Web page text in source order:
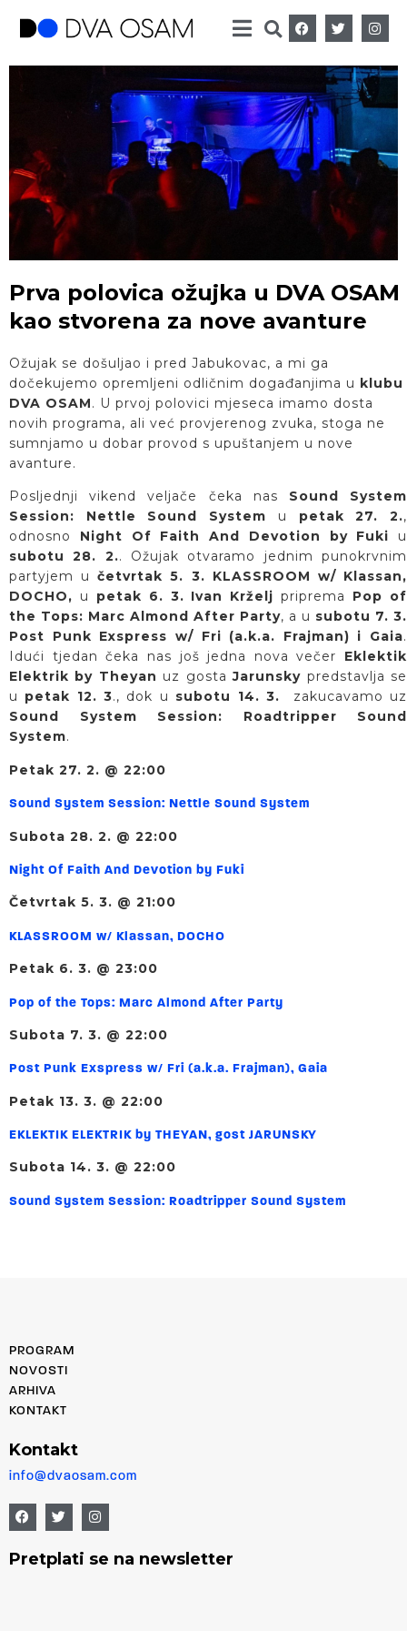
Prva polovica ožujka u DVA OSAM
kao stvorena za nove avanture
Ožujak se došuljao i pred Jabukovac, a mi ga
dočekujemo opremljeni odličnim događanjima u klubu
DVA OSAM. U prvoj polovici mjeseca imamo dosta
novih programa, ali već provjerenog zvuka, stoga ne
sumnjamo u dobar provod s upuštanjem u nove
avanture.
Posljednji vikend veljače čeka nas Sound System
Session: Nettle Sound System u petak 27. 2.,
odnosno Night Of Faith And Devotion by Fuki u
subotu 28. 2.. Ožujak otvaramo jednim punokrvnim
partyjem učetvrtak 5. 3. KLASSROOM w/ Klassan,
DOCHO, u petak 6. 3. Ivan Krželj priprema
Pop of
the Tops: Marc Almond After Party, a u subotu 7. 3.
Post Punk Exspress w/ Fri (a.k.a. Frajman) i Gaia.
Idući tjedan čeka nas još jedna nova večer Eklektik
Elektrik by Theyan uz gostaJarunsky predstavlja se
u petak 12. 3., dok u subotu 14. 3.
zakucavamo uz
Sound System Session: Roadtripper Sound
System.
Petak 27. 2. @ 22:00
Sound System Session: Nettle Sound System
Subota 28. 2. @ 22:00
Night Of Faith And Devotion by Fuki
Četvrtak 5. 3. @ 21:00
KLASSROOM w/ Klassan, DOCHO
Petak 6. 3. @ 23:00
Pop of the Tops: Marc Almond After Party
Subota 7. 3. @ 22:00
Post Punk Exspress w/ Fri (a.k.a. Frajman), Gaia
Petak 13. 3. @ 22:00
EKLEKTIK ELEKTRIK by THEYAN, gost JARUNSKY
Subota 14. 3. @ 22:00
Sound System Session: Roadtripper Sound System
PROGRAM
NOVOSTI
ARHIVA
KONTAKT
Kontakt
info@dvaosam.com
Pretplati se na newsletter